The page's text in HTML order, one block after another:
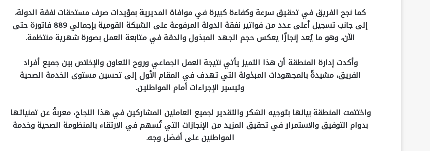
كما نجح الفريق في تحقيق سرعة وكفاءة كبيرة في موافاة المديرية بمؤيدات صرف مستحقات نفقة الدولة،
إلى جانب تسجيل أعلى عدد من فواتير نفقة الدولة المرفوعة على الشبكة القومية بإجمالي 889 فاتورة حتى
الآن، وهو ما يُعد إنجازًا يعكس حجم الجهد المبذول والدقة في متابعة العمل بصورة شهرية منتظمة.
وأكدت إدارة المنطقة أن هذا التميز يأتي نتيجة العمل الجماعي وروح التعاون والإخلاص بين جميع أفراد
الفريق، مشيدةً بالمجهودات المبذولة التي تهدف في المقام الأول إلى تحسين مستوى الخدمة الصحية
وتيسير الإجراءات أمام المواطنين.
واختتمت المنطقة بيانها بتوجيه الشكر والتقدير لجميع العاملين المشاركين في هذا النجاح، معربةً عن تمنياتها
بدوام التوفيق والاستمرار في تحقيق المزيد من الإنجازات التي تُسهم في الارتقاء بالمنظومة الصحية وخدمة
المواطنين على أفضل وجه.